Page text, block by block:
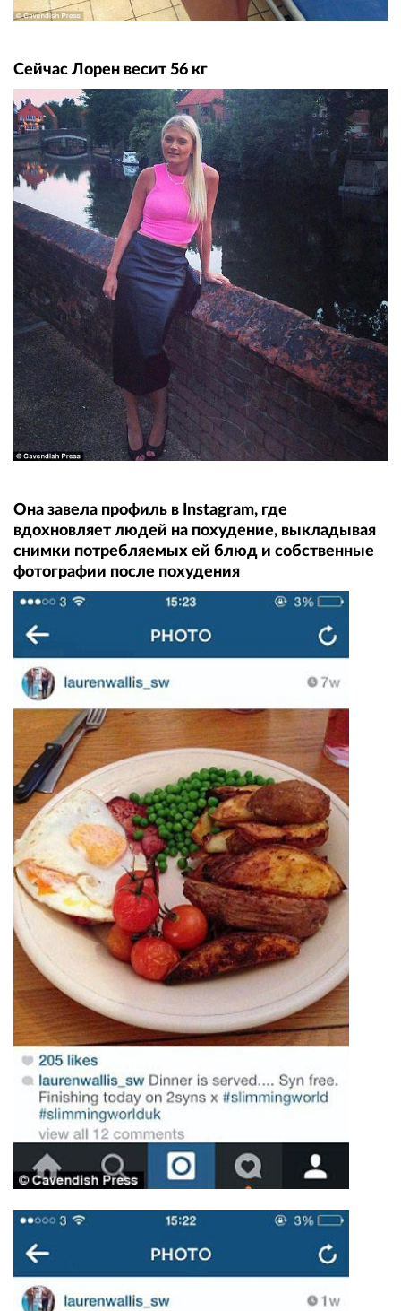
Сейчас Лорен весит 56 кг
Она завела профиль в Instagram, где
вдохновляет людей на похудение, выкладывая
снимки потребляемых ей блюд и собственные
фотографии после похудения